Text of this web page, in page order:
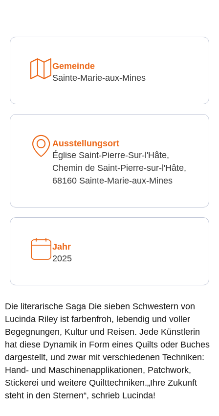
Gemeinde
Sainte-Marie-aux-Mines
Ausstellungsort
Église Saint-Pierre-Sur-l'Hâte,
Chemin de Saint-Pierre-sur-l'Hâte,
68160 Sainte-Marie-aux-Mines
Jahr
2025
Die literarische Saga Die sieben Schwestern von
Lucinda Riley ist farbenfroh, lebendig und voller
Begegnungen, Kultur und Reisen. Jede Künstlerin
hat diese Dynamik in Form eines Quilts oder Buches
dargestellt, und zwar mit verschiedenen Techniken:
Hand- und Maschinenapplikationen, Patchwork,
Stickerei und weitere Quilttechniken.„Ihre Zukunft
steht in den Sternen“, schrieb Lucinda!